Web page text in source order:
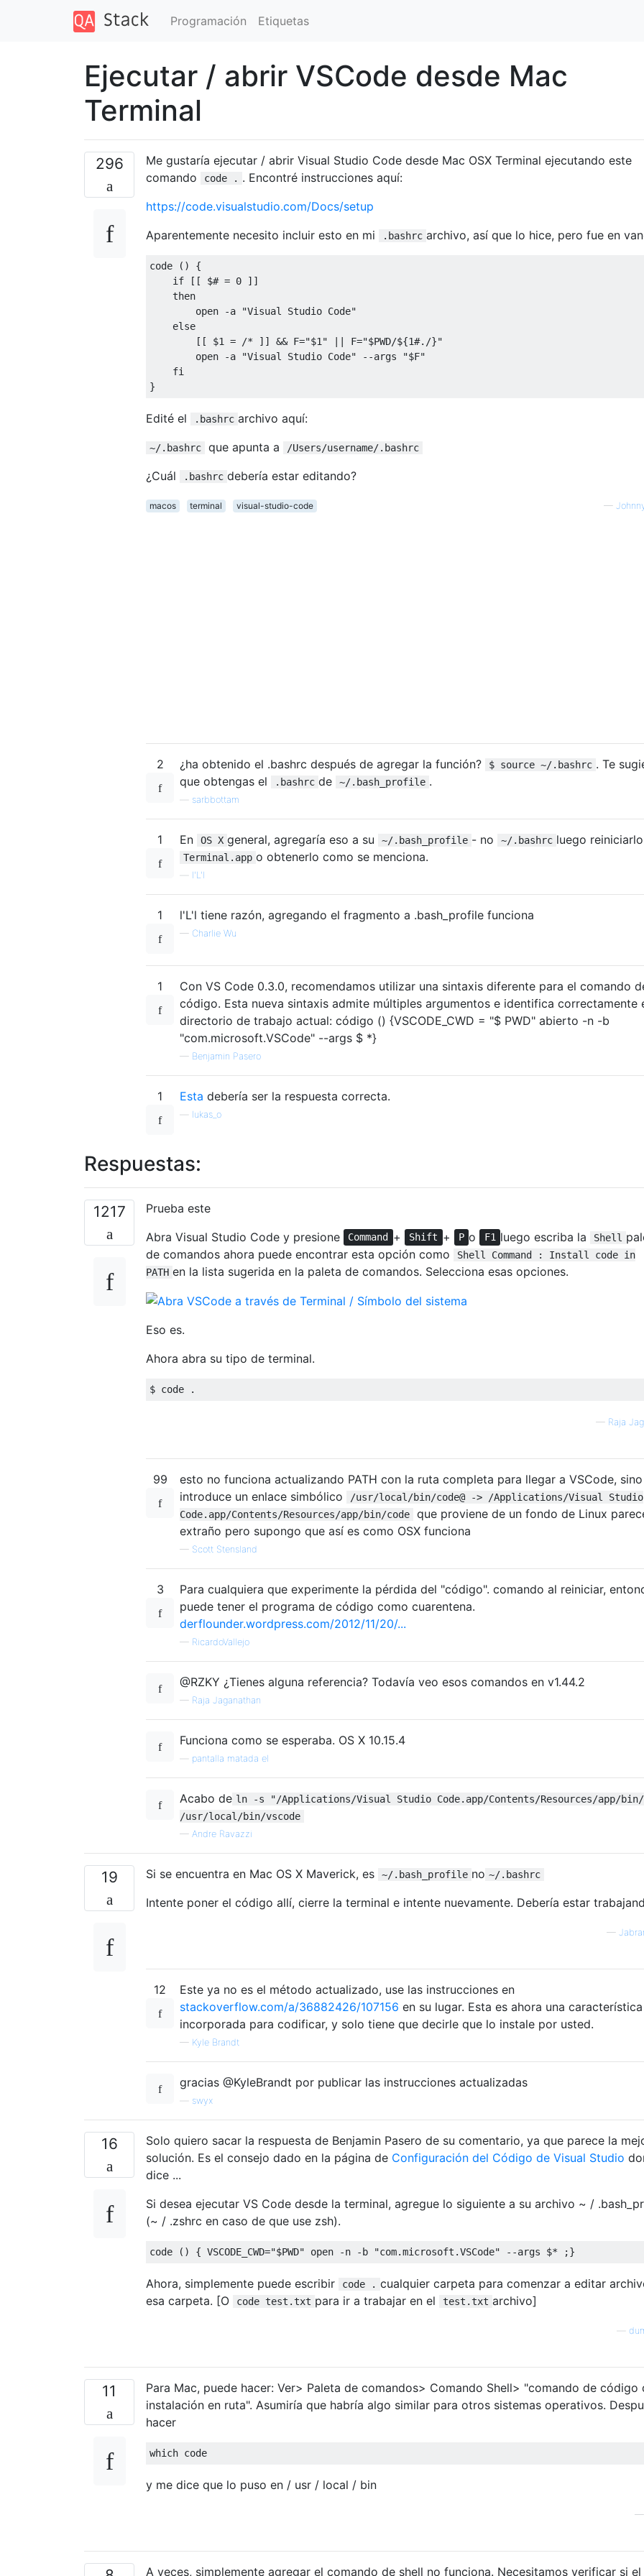
Programación Etiquetas
Ejecutar / abrir VSCode desde Mac
Terminal
296
Me gustaría ejecutar / abrir Visual Studio Code desde Mac OSX Terminal ejecutando este
comando
code . . Encontré instrucciones aquí:
https://code.visualstudio.com/Docs/setup
Aparentemente necesito incluir esto en mi
.bashrc archivo, así que lo hice, pero fue en
code () {
    if [[ $# = 0 ]]
    then
        open -a "Visual Studio Code"
    else
        [[ $1 = /* ]] && F="$1" || F="$PWD/${1#./}"
        open -a "Visual Studio Code" --args "$F"
    fi
Edité el .bashrc archivo aquí:
~/.bashrc que apunta a /Users/username/.bashrc
¿Cuál .bashrc debería estar editando?
macos terminal visual-studio-code —
2 ¿ha obtenido el .bashrc después de agregar la función? $ source ~/.bashrc . Te
que obtengas el
.bashrc de ~/.bash_profile .
sarbbottam
1 En OS X general, agregaría eso a su ~/.bash_profile - no ~/.bashrc luego reiniciarlo
Terminal.app o obtenerlo como se menciona.
l'L'l
1 l'L'l tiene razón, agregando el fragmento a .bash_profile funciona
— Charlie Wu
1
Con VS Code 0.3.0, recomendamos utilizar una sintaxis diferente para el comando
código. Esta nueva sintaxis admite múltiples argumentos e identifica correctamente
directorio de trabajo actual: código () {VSCODE_CWD = "$ PWD" abierto -n -b
"com.microsoft.VSCode" --args $ *}
— Benjamin Pasero
1 Esta debería ser la respuesta correcta.
lukas_o
Respuestas:
1217
Prueba este
Abra Visual Studio Code y presione
Command + Shift + P o F1 luego escriba la Shell
de comandos ahora puede encontrar esta opción como
Shell Command : Install code in
PATH en la lista sugerida en la paleta de comandos. Selecciona esas opciones.
Eso es.
Ahora abra su tipo de terminal.
— Raja
99
esto no funciona actualizando PATH con la ruta completa para llegar a VSCode,
introduce un enlace simbólico
/usr/local/bin/code@ -> /Applications/Visual Studio
Code.app/Contents/Resources/app/bin/code
que proviene de un fondo de Linux
extraño pero supongo que así es como OSX funciona
— Scott Stensland
3
Para cualquiera que experimente la pérdida del "código". comando al reiniciar,
puede tener el programa de código como cuarentena.
derflounder.wordpress.com/2012/11/20/...
— RicardoVallejo
@RZKY ¿Tienes alguna referencia? Todavía veo esos comandos en v1.44.2
— Raja Jaganathan
Funciona como se esperaba. OS X 10.15.4
pantalla matada el
Acabo de ln -s "/Applications/Visual Studio Code.app/Contents/Resources/app/bin/
/usr/local/bin/vscode
— Andre Ravazzi
19 Si se encuentra en Mac OS X Maverick, es ~/.bash_profile no ~/.bashrc
Intente poner el código allí, cierre la terminal e intente nuevamente. Debería estar
—
12
Este ya no es el método actualizado, use las instrucciones en
stackoverflow.com/a/36882426/107156 en su lugar. Esta es ahora una característica
incorporada para codificar, y solo tiene que decirle que lo instale por usted.
— Kyle Brandt
gracias @KyleBrandt por publicar las instrucciones actualizadas
swyx
16
Solo quiero sacar la respuesta de Benjamin Pasero de su comentario, ya que parece la
solución. Es el consejo dado en la página de Configuración del Código de Visual Studio
dice ...
Si desea ejecutar VS Code desde la terminal, agregue lo siguiente a su archivo ~ /
(~ / .zshrc en caso de que use zsh).
code () { VSCODE_CWD="$PWD" open -n - b "com.microsoft.VSCode" --args $* ;}
Ahora, simplemente puede escribir code . cualquier carpeta para comenzar a editar
esa carpeta. [O
code test.txt para ir a trabajar en el test.txt archivo]
11
Para Mac, puede hacer: Ver> Paleta de comandos> Comando Shell> "comando de código
instalación en ruta". Asumiría que habría algo similar para otros sistemas operativos.
hacer
y me dice que lo puso en / usr / local / bin
A veces, simplemente agregar el comando de shell no funciona. Necesitamos verificar si el